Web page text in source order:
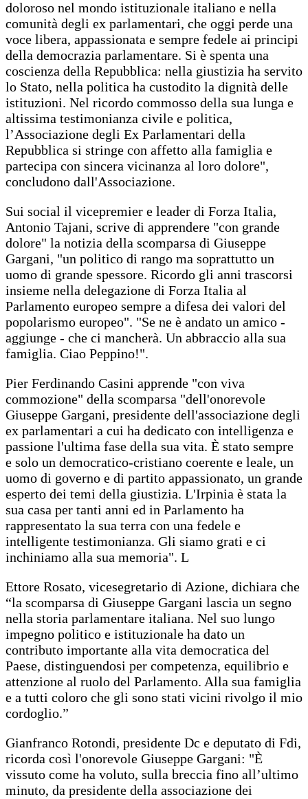
doloroso nel mondo istituzionale italiano e nella
comunità degli ex parlamentari, che oggi perde una
voce libera, appassionata e sempre fedele ai principi
della democrazia parlamentare. Si è spenta una
coscienza della Repubblica: nella giustizia ha servito
lo Stato, nella politica ha custodito la dignità delle
istituzioni. Nel ricordo commosso della sua lunga e
altissima testimonianza civile e politica,
l’Associazione degli Ex Parlamentari della
Repubblica si stringe con affetto alla famiglia e
partecipa con sincera vicinanza al loro dolore",
concludono dall'Associazione.
Sui social il vicepremier e leader di Forza Italia,
Antonio Tajani, scrive di apprendere "con grande
dolore" la notizia della scomparsa di Giuseppe
Gargani, "un politico di rango ma soprattutto un
uomo di grande spessore. Ricordo gli anni trascorsi
insieme nella delegazione di Forza Italia al
Parlamento europeo sempre a difesa dei valori del
popolarismo europeo". "Se ne è andato un amico -
aggiunge - che ci mancherà. Un abbraccio alla sua
famiglia. Ciao Peppino!".
Pier Ferdinando Casini apprende "con viva
commozione" della scomparsa "dell'onorevole
Giuseppe Gargani, presidente dell'associazione degli
ex parlamentari a cui ha dedicato con intelligenza e
passione l'ultima fase della sua vita. È stato sempre
e solo un democratico-cristiano coerente e leale, un
uomo di governo e di partito appassionato, un grande
esperto dei temi della giustizia. L'Irpinia è stata la
sua casa per tanti anni ed in Parlamento ha
rappresentato la sua terra con una fedele e
intelligente testimonianza. Gli siamo grati e ci
inchiniamo alla sua memoria". L
Ettore Rosato, vicesegretario di Azione, dichiara che
“la scomparsa di Giuseppe Gargani lascia un segno
nella storia parlamentare italiana. Nel suo lungo
impegno politico e istituzionale ha dato un
contributo importante alla vita democratica del
Paese, distinguendosi per competenza, equilibrio e
attenzione al ruolo del Parlamento. Alla sua famiglia
e a tutti coloro che gli sono stati vicini rivolgo il mio
cordoglio.”
Gianfranco Rotondi, presidente Dc e deputato di Fdi,
ricorda così l'onorevole Giuseppe Gargani: "È
vissuto come ha voluto, sulla breccia fino all’ultimo
minuto, da presidente della associazione dei